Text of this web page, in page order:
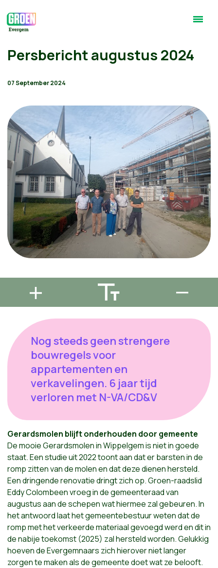
Persbericht augustus 2024
07 September 2024
Nog steeds geen strengere
bouwregels voor
appartementen en
verkavelingen. 6 jaar tijd
verloren met N-VA/CD&V
Gerardsmolen blijft onderhouden door gemeente
De mooie Gerardsmolen in Wippelgem is niet in goede
staat. Een studie uit 2022 toont aan dat er barsten in de
romp zitten van de molen en dat deze dienen hersteld.
Een dringende renovatie dringt zich op. Groen-raadslid
Eddy Colombeen vroeg in de gemeenteraad van
augustus aan de schepen wat hiermee zal gebeuren. In
het antwoord laat het gemeentebestuur weten dat de
romp met het verkeerde materiaal gevoegd werd en dit in
de nabije toekomst (2025) zal hersteld worden. Gelukkig
hoeven de Evergemnaars zich hierover niet langer
zorgen te maken als de gemeente doet wat ze belooft.